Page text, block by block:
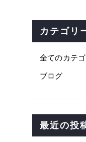
カテゴリ
全てのカテ
ブログ
最近の投